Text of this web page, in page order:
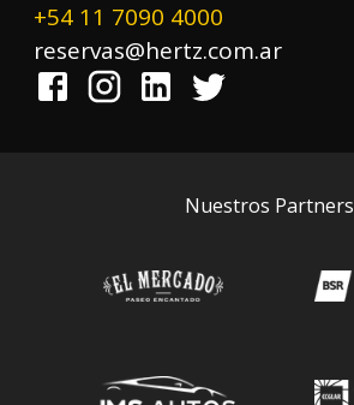
+54 11 7090 4000
reservas@hertz.com.ar
Nuestros Partners